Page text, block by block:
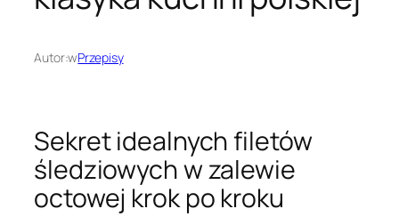
Autor:wPrzepisy
Sekret idealnych filetów
śledziowych w zalewie
octowej krok po kroku